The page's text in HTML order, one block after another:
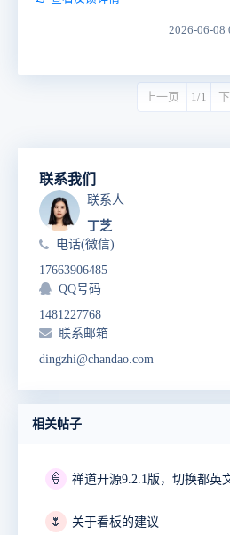
2026-06-08
上一页 1/1
联系我们
联系人
丁芝
电话(微信)
17663906485
QQ号码
1481227768
联系邮箱
dingzhi@chandao.com
相关帖子
🍦 禅道开源9.2.1版，切换都英
🌷 关于看板的建议